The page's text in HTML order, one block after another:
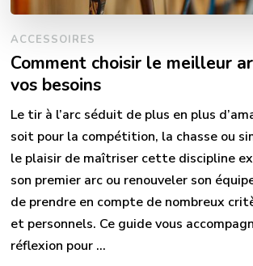
ACCESSOIRES
Comment choisir le meilleur
vos besoins
Le tir à l’arc séduit de plus en plus
soit pour la compétition, la chasse ou
le plaisir de maîtriser cette discipline
son premier arc ou renouveler son
de prendre en compte de nombreux
et personnels. Ce guide vous
réflexion pour …